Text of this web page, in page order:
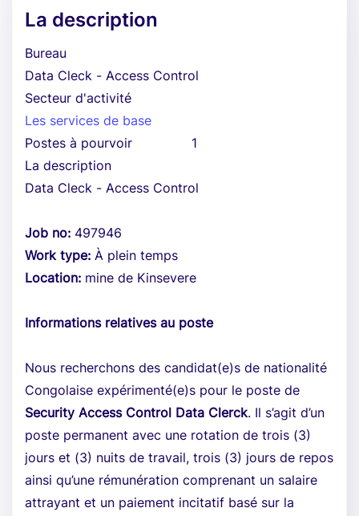
La description
Bureau
Data Cleck - Access Control
Secteur d'activité
Les services de base
Postes à pourvoir
1
La description
Data Cleck - Access Control
Job no: 497946
Work type: À plein temps
Location: mine de Kinsevere
Informations relatives au poste
Nous recherchons des candidat(e)s de nationalité
Congolaise expérimenté(e)s pour le poste de
Security Access Control Data Clerck. Il s’agit d’un
poste permanent avec une rotation de trois (3)
jours et (3) nuits de travail, trois (3) jours de repos
ainsi qu’une rémunération comprenant un salaire
attrayant et un paiement incitatif basé sur la